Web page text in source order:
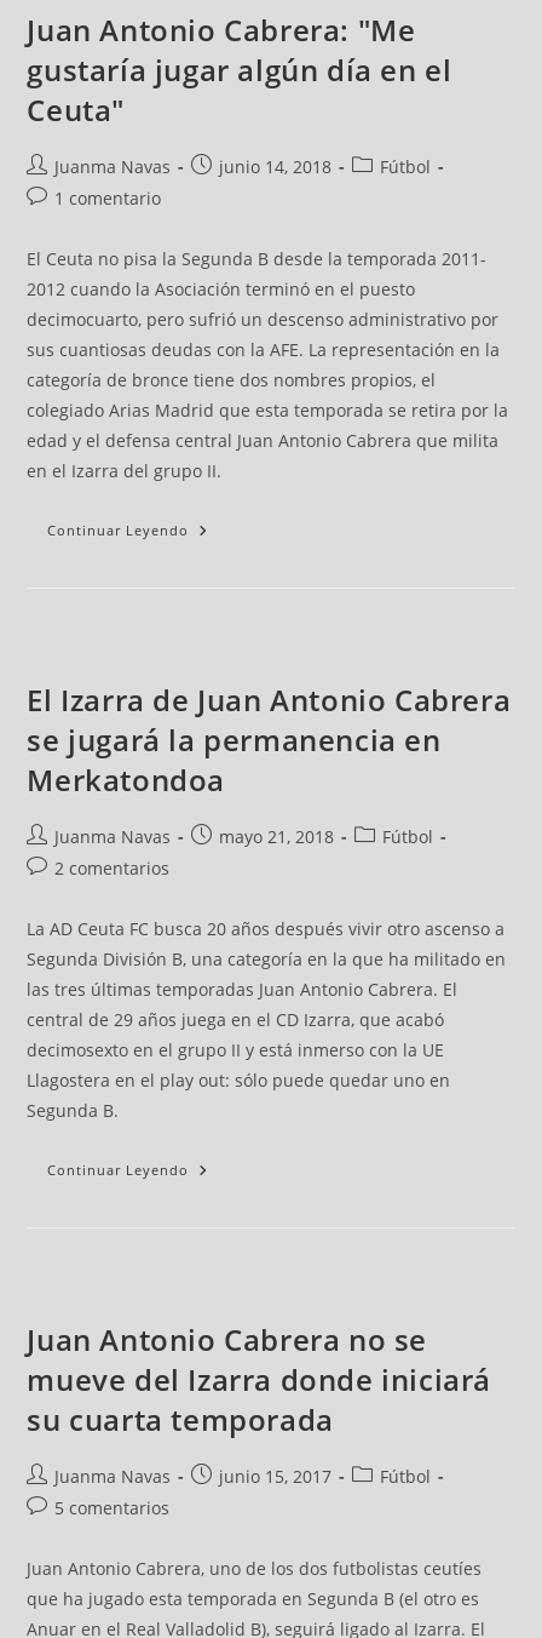
Juan Antonio Cabrera: "Me
gustaría jugar algún día en el
Ceuta"
Juanma Navas junio 14, 2018
Fútbol
1 comentario
El Ceuta no pisa la Segunda B desde la temporada 2011-
2012 cuando la Asociación terminó en el puesto
decimocuarto, pero sufrió un descenso administrativo por
sus cuantiosas deudas con la AFE. La representación en la
categoría de bronce tiene dos nombres propios, el
colegiado Arias Madrid que esta temporada se retira por la
edad y el defensa central Juan Antonio Cabrera que milita
en el Izarra del grupo II.
Continuar Leyendo
El Izarra de Juan Antonio Cabrera
se jugará la permanencia en
Merkatondoa
Juanma Navas mayo 21, 2018
Fútbol
2 comentarios
La AD Ceuta FC busca 20 años después vivir otro ascenso a
Segunda División B, una categoría en la que ha militado en
las tres últimas temporadas Juan Antonio Cabrera. El
central de 29 años juega en el CD Izarra, que acabó
decimosexto en el grupo II y está inmerso con la UE
Llagostera en el play out: sólo puede quedar uno en
Segunda B.
Continuar Leyendo
Juan Antonio Cabrera no se
mueve del Izarra donde iniciará
su cuarta temporada
Juanma Navas junio 15, 2017
Fútbol
5 comentarios
Juan Antonio Cabrera, uno de los dos futbolistas ceutíes
que ha jugado esta temporada en Segunda B (el otro es
Anuar en el Real Valladolid B), seguirá ligado al Izarra. El